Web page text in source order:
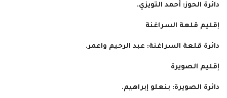
دائرة الحوز: أحمد التويزي.
إقليم قلعة السراغنة
دائرة قلعة السراغنة: عبد الرحيم واعمر.
إقليم الصويرة
دائرة الصويرة: بنعلو إبراهيم.